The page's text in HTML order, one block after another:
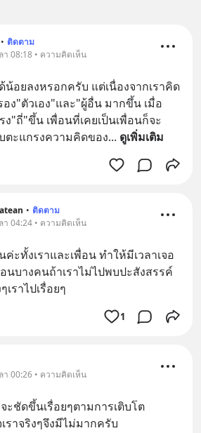
• ติดตาม
า 08:18 • ความคิดเห็น
น้อยลงหรอกครับ แต่เนื่องจากเราคิด
ง"ตัวเอง"และ"ผู้อื่น มากขึ้น เมื่อ
"ถี่"ขึ้น เพื่อนที่เคยเป็นเพื่อนก็จะ
ตะแกรงความคิดของ... ดูเพิ่มเติม
• ติดตาม
า 04:24 • ความคิดเห็น
ะทั้งเราและเพื่อน ทำให้มีเวลาเจอ
นบางคนถ้าเราไม่ไปพบปะสังสรรค์
เราไปเรื่อยๆ
1
า 00:26 • ความคิดเห็น
ะชัดขึ้นเรื่อยๆตามการเติบโต
ราจริงๆจึงมีไม่มากครับ